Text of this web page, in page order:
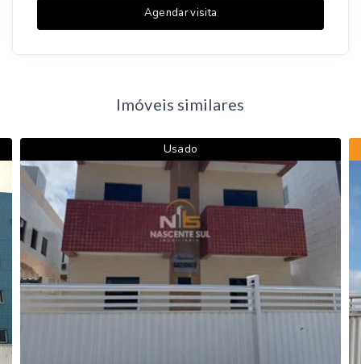
Agendar visita
Imóveis similares
Usado